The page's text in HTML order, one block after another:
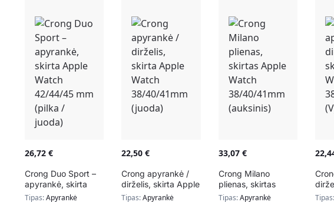
26,72 €
Crong Duo Sport –
apyrankė, skirta
Apple Watch
Tipas:Apyrankė
22,50€
Crong apyrankė /
dirželis, skirta Apple
Watch 38/40/41mm
Tipas:Apyrankė
33,07 €
Crong Milano
plienas, skirtas
Apple Watch
Tipas:Apyrankė